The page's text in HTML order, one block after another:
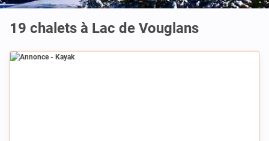
19 chalets à Lac de Vouglans
Annonce